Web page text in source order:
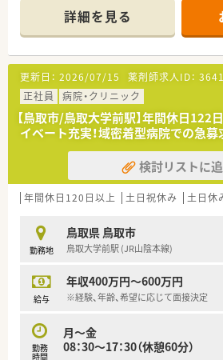
■電子薬歴、全自動錠剤分包機（ユヤマ
（PROOFIT）、散剤監査システムを導
■薬剤師は常勤6名、パート1名、事務
〈業務内容〉
■処方箋は3200枚/月を対応していま
■薬品数は約2000品目。
■在宅業務に関する一連の業務。
〈法人特徴〉
■鳥取県内で８店舗展開する調剤薬
鳥取市内で在宅も積極的に対応され
■健康サポート薬局として定期的な
います。
システム」「一包化監査支援システム」
理システム」を導入しています。
■８店舗中5店舗にクリーンベンチを
■各種福利厚生も充実しており、ご家
して長期的なご就業が可能です。
携をされています。
■対人業務に特化するため、機械化は
様です。
詳細を見る
更新日： 2026/07/15 薬剤師求人ID：
正社員
病院・クリニック
【鳥取市/鳥取大学前駅】年間休日122
イベート充実！域密着型病院での急募
検討リストに
年間休日120日以上 土日祝休み 土日休
勤務地
鳥取県 鳥取市
鳥取大学前駅 (JR山陰本線)
給与
年収400万円～600万円
※経験、年齢、希望に応じて面接決定
勤務
時間
月～金
08：30～17：30（休憩60分）